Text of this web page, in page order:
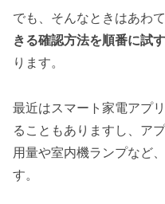
でも、そんなときはあわ
きる確認方法を順番に試す
ります。
最近はスマート家電アプ
ることもありますし、ア
用量や室内機ランプなど
す。